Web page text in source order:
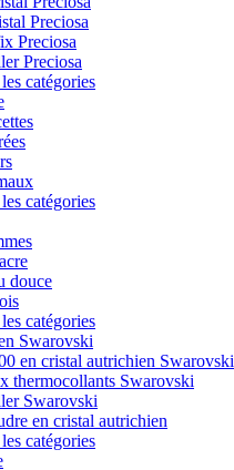
Preciosa
Preciosa
Preciosa
catégories
catégories
douce
catégories
Swarovski
en cristal autrichien Swarovski
thermocollants Swarovski
Swarovski
en cristal autrichien
catégories